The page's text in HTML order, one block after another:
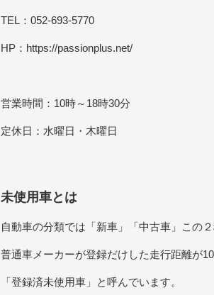
TEL：052-693-5770
HP：https://passionplus.net/
営業時間：10時～18時30分
定休日：水曜日・木曜日
未使用車とは
自動車の分類では「新車」「中古車」この
普通車メーカーが登録だけした走行距離が
「登録済未使用車」と呼んでいます。